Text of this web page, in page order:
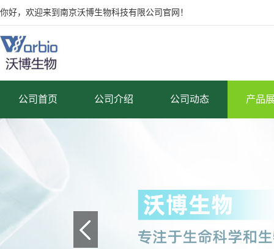
你好，欢迎来到南京沃博生物科技有限公司官网！
公司首页 公司介绍 公司动态 产品